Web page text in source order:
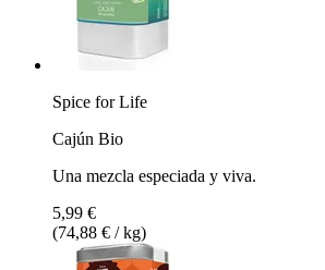
Spice for Life
Cajún Bio
Una mezcla especiada y viva.
5,99 €
(74,88 € / kg)